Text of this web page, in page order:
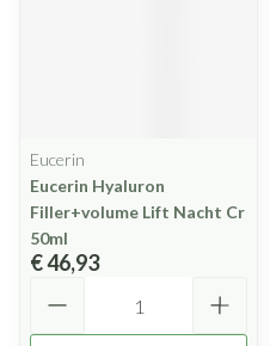
Eucerin
Eucerin Hyaluron
Filler+volume Lift Nacht Cr
50ml
€ 46,93